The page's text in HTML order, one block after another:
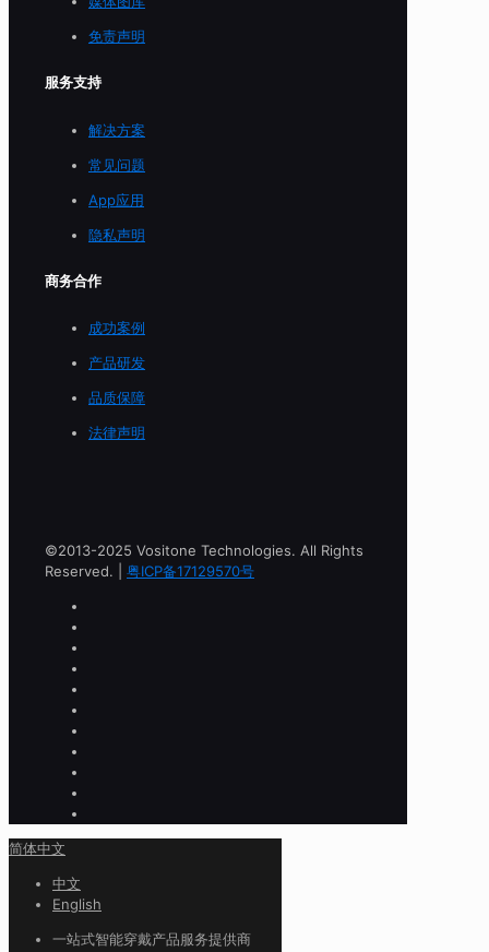
免责声明
服务支持
解决方案
常见问题
App应用
隐私声明
商务合作
成功案例
产品研发
品质保障
法律声明
©2013-2025 Vositone Technologies. All Rights
Reserved. | 粤ICP备17129570号
简体中文
中文
English
一站式智能穿戴产品服务提供商